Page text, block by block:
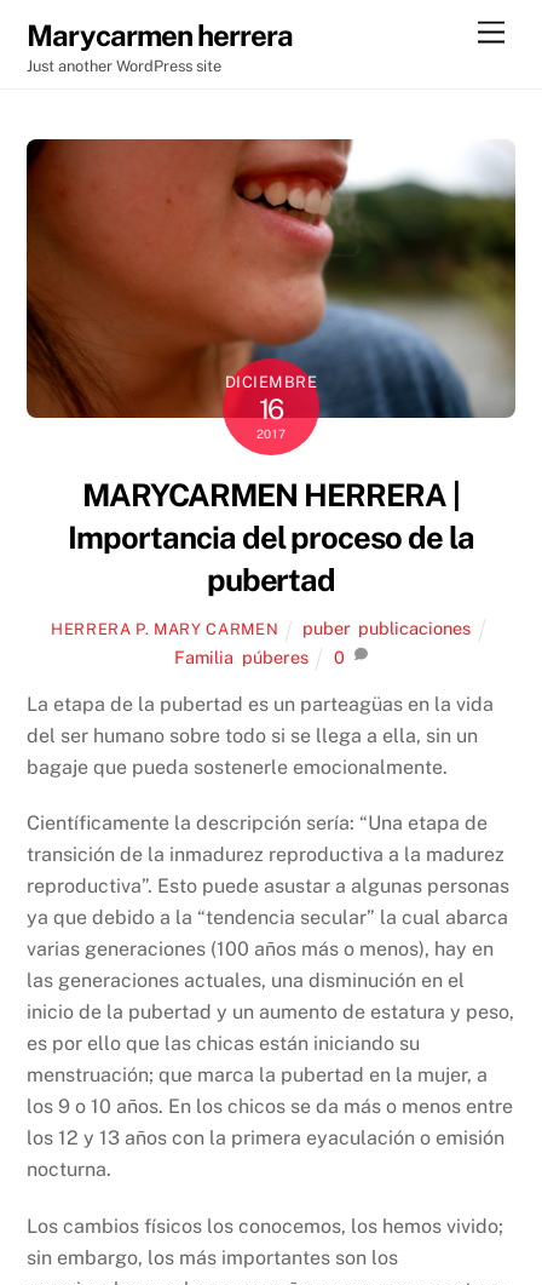
content
Marycarmen herrera
Just another WordPress site
DICIEMBRE
16
2017
MARYCARMEN HERRERA |
Importancia del proceso de la
pubertad
HERRERA P. MARY CARMEN puber, publicaciones
Familia púberes 0
La etapa de la pubertad es un parteagüas en la vida
del ser humano sobre todo si se llega a ella, sin un
bagaje que pueda sostenerle emocionalmente.
Científicamente la descripción sería: “Una etapa de
transición de la inmadurez reproductiva a la madurez
reproductiva”. Esto puede asustar a algunas personas
ya que debido a la “tendencia secular” la cual abarca
varias generaciones (100 años más o menos), hay en
las generaciones actuales, una disminución en el
inicio de la pubertad y un aumento de estatura y peso,
es por ello que las chicas están iniciando su
menstruación; que marca la pubertad en la mujer, a
los 9 o 10 años. En los chicos se da más o menos entre
los 12 y 13 años con la primera eyaculación o emisión
nocturna.
Los cambios físicos los conocemos, los hemos vivido;
sin embargo, los más importantes son los